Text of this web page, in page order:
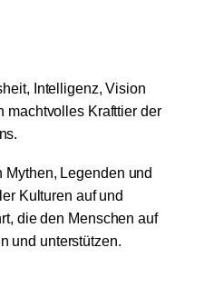
Intelligenz, Vision
machtvolles Krafttier der
Mythen, Legenden und
Kulturen auf und
die den Menschen auf
und unterstützen.